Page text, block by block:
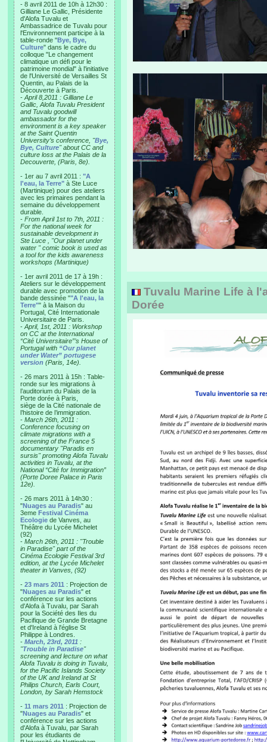
- 8 avril 2011 de 10h à 12h30 :
Gilliane Le Gallic, Présidente
d'Alofa Tuvalu et
Ambassadrice de Tuvalu pour
l'Environnement participe à la
table-ronde "Bye, Bye,
Culture" dans le cadre du
colloque "Le changement
climatique un défi pour le
patrimoine mondial" à l'initiative
de l'Université de Versailles St
Quentin, au Palais de la
Découverte à Paris.
- April 8,2011 : Gilliane Le
Gallic, Alofa Tuvalu President
and Tuvalu goodwill
ambassador for the
environment is a key speaker
at the Saint Quentin
University’s conference, "Bye,
Bye, Culture" about CC and
culture loss at the Palais de la
Decouverte, (Paris, 8e).
- 1er au 7 avril 2011 : "A
l'eau, la Terre" à Ste Luce
(Martinique) pour des ateliers
avec les primaires pendant la
semaine du développement
durable.
- From April 1st to 7th, 2011 :
For the national week for
sustainable development in
Ste Luce , "Our planet under
water " comic book is used as
a tool for the kids awareness
workshops (Martinique)
- 1er avril 2011 de 17 à 19h :
Ateliers sur le développement
durable avec promotion de la
bande dessinée ""A l'eau, la
Terre"" à la Maison du
Portugal, Cité Internationale
Universitaire de Paris.
- April, 1st, 2011 : Workshop
on CC at the International
“Cité Universitaire”’s House of
Portugal with “Our planet
under Water” portugese
version (Paris, 14e).
- 26 mars 2011 à 15h : Table-
ronde sur les migrations à
l’auditorium du Palais de la
Porte dorée à Paris,
siège de la Cité nationale de
l’histoire de l’immigration.
- March 26th, 2011 :
Conference focusing on
climate migrations with a
screening of the France 5
documentary "Paradis en
sursis" promoting Alofa Tuvalu
activities in Tuvalu, at the
National “Cité for Immigration”
(Porte Doree Palace in Paris
12e).
- 26 mars 2011 à 14h30 :
"Nuages au Paradis" au
3eme Festival Cinéma
Ecologie de Vanves, au
Théâtre du Lycée Michelet
(92)
- March 26th, 2011 : "Trouble
in Paradise" part of the
Cinéma Ecologie Festival 3rd
edition, at the Lycée Michelet
theater in Vanves, (92)
- 23 mars 2011 : Projection de
"Nuages au Paradis" et
conférence sur les actions
d'Alofa à Tuvalu, par Sarah
pour la Société des Iles du
Pacifique de Grande Bretagne
et d'Ireland à l'église St
Philippe à Londres.
- March, 23rd, 2011 :
"Trouble in Paradise"
screening and lecture on what
Alofa Tuvalu is doing in Tuvalu,
for the Pacific Islands Society
of the UK and Ireland at St
Philips Church, Earls Court,
London, by Sarah Hemstock
- 11 mars 2011 : Projection de
"Nuages au Paradis" et
conférence sur les actions
d'Alofa à Tuvalu, par Sarah
pour les étudiants de
Tuvalu Marine Life à
Dorée